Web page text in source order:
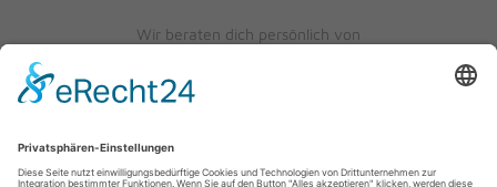
Wir beraten dich persönlich von
0621/405401-10